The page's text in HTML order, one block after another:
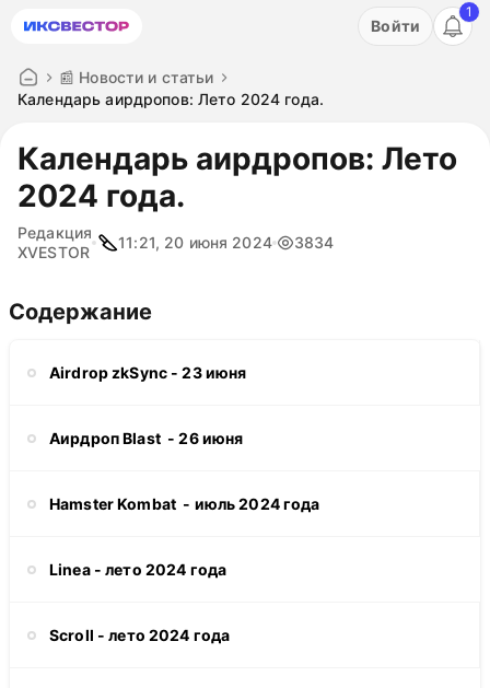
Акция: бесплатный пробный период на 3 дня!
Войти
1
📰 Новости и статьи
Календарь аирдропов: Лето 2024 года.
Календарь аирдропов: Лето
2024 года.
Редакция
XVESTOR
11:21, 20 июня 2024 3834
Содержание
Airdrop zkSync - 23 июня
Аирдроп Blast - 26 июня
Hamster Kombat - июль 2024 года
Linea - лето 2024 года
Scroll - лето 2024 года